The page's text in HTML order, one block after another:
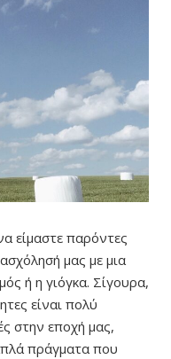
είμαστε παρόντες
μας με μια
ή η γιόγκα. Σίγουρα,
είναι πολύ
στην εποχή μας,
πράγματα που